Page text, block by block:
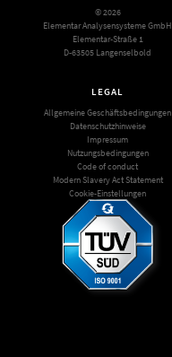
© 2026
Elementar Analysensysteme GmbH
Elementar-Straße 1
D-63505 Langenselbold
LEGAL
Allgemeine Geschäftsbedingungen
Datenschutzhinweise
Impressum
Nutzungsbedingungen
Code of conduct
Modern Slavery Act Statement
Cookie-Einstellungen